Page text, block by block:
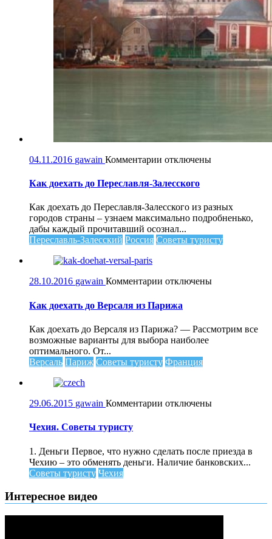
04.11.2016 gawain Комментарии к
Как
Переславля-
Залесского
отключены
Как доехать до Переславля-Залесского
Как доехать до Переславля-Залесского из разных
городов страны – узнаем максимально подробненько,
дабы каждый прочитавший осознал...
Переславль-Залесский Россия Советы туристу
28.10.2016 gawain Комментарии к
Как
доехать
Версаля
из
Парижа
отключены
Как доехать до Версаля из Парижа
Как доехать до Версаля из Парижа? — Рассмотрим все
возможные варианты для выбора наиболее
оптимального. От...
Версаль Париж Советы туристу Франция
29.06.2015 gawain Комментарии котключены
Чехия. Советы туристу
1. Деньги Первое, что нужно сделать после приезда в
Чехию – это обменять деньги. Наличие банковских...
Советы туристу Чехия
Интересное видео